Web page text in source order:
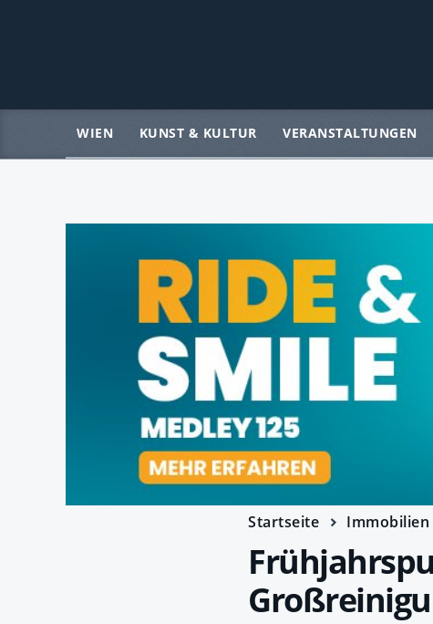
WIEN KUNST & KULTUR VERANSTALTUNGEN
Startseite Immobilien